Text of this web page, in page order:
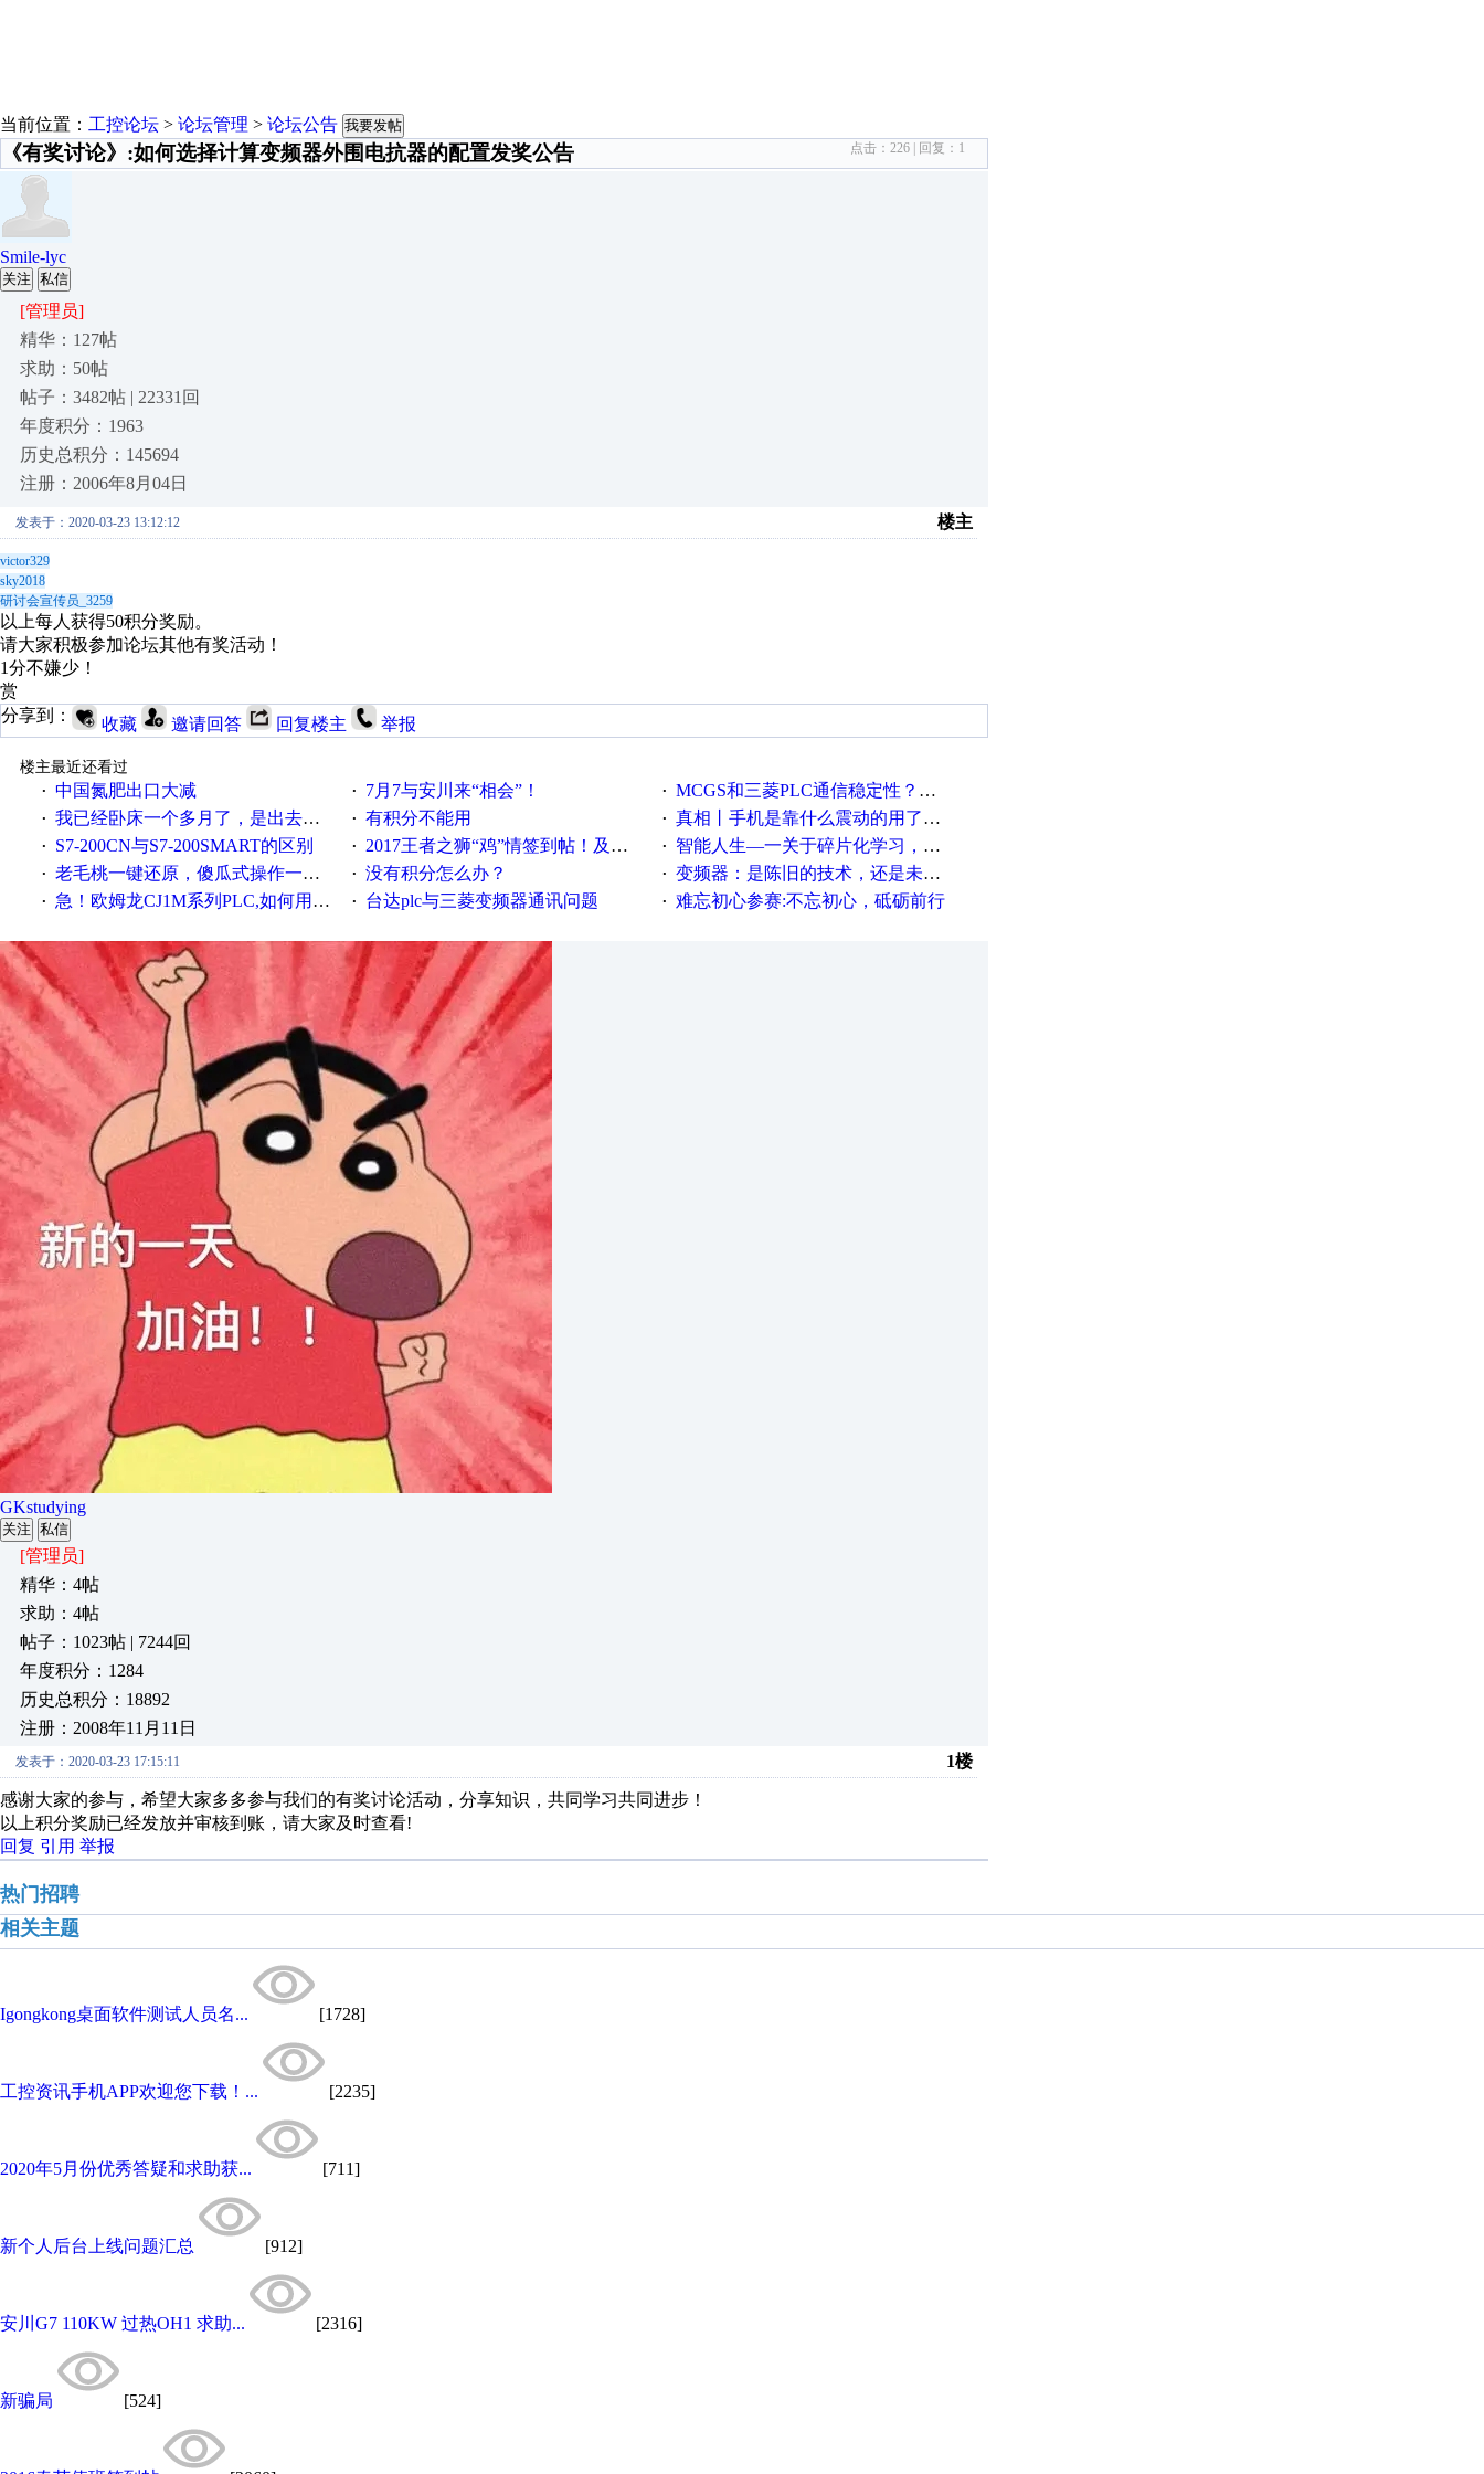
当前位置： 工控论坛 > 论坛管理 > 论坛公告 我要发帖
《有奖讨论》:如何选择计算变频器外围电抗器的配置发奖公告 点击： 226 | 回复： 1
Smile-lyc
关注 私信
[管理员]
精华：127帖
求助：50帖
帖子：3482帖 | 22331回
年度积分：1963
历史总积分：145694
注册：2006年8月04日
发表于：2020-03-23 13:12:12 楼主
victor329
sky2018
研讨会宣传员_3259
以上每人获得50积分奖励。
请大家积极参加论坛其他有奖活动！
1分不嫌少！
赏
分享到：
收藏 邀请回答 回复楼主 举报
楼主最近还看过
· 中国氮肥出口大减 · 7月7与安川来“相会”！ · MCGS和三菱PLC通信稳定性？？？
· 我已经卧床一个多月了，是出去安装机械手在高速遭遇车祸所致:大家工作都要特别注意啊 · 有积分不能用 · 真相丨手机是靠什么震动的用了这么多年才知道！
· S7-200CN与S7-200SMART的区别 · 2017王者之狮“鸡”情签到帖！及时更新在线研讨会预告 · 智能人生—一关于碎片化学习，看这一篇就够了！
· 老毛桃一键还原，傻瓜式操作一键轻松备份还原；程序为向导式安装，一键即可实现自动备份或还原系统。 · 没有积分怎么办？ · 变频器：是陈旧的技术，还是未来的幕后英雄？
· 急！欧姆龙CJ1M系列PLC,如何用时间控制变频器。要求时间在组态王中可以自由输入！拜托各位大神了！ · 台达plc与三菱变频器通讯问题 · 难忘初心参赛:不忘初心，砥砺前行
GKstudying
关注 私信
[管理员]
精华：4帖
求助：4帖
帖子：1023帖 | 7244回
年度积分：1284
历史总积分：18892
注册：2008年11月11日
发表于：2020-03-23 17:15:11 1楼
感谢大家的参与，希望大家多多参与我们的有奖讨论活动，分享知识，共同学习共同进步！
以上积分奖励已经发放并审核到账，请大家及时查看!
回复 引用 举报
热门招聘
相关主题
Igongkong桌面软件测试人员名... [1728]
工控资讯手机APP欢迎您下载！... [2235]
2020年5月份优秀答疑和求助获... [711]
新个人后台上线问题汇总 [912]
安川G7 110KW 过热OH1 求助... [2316]
新骗局 [524]